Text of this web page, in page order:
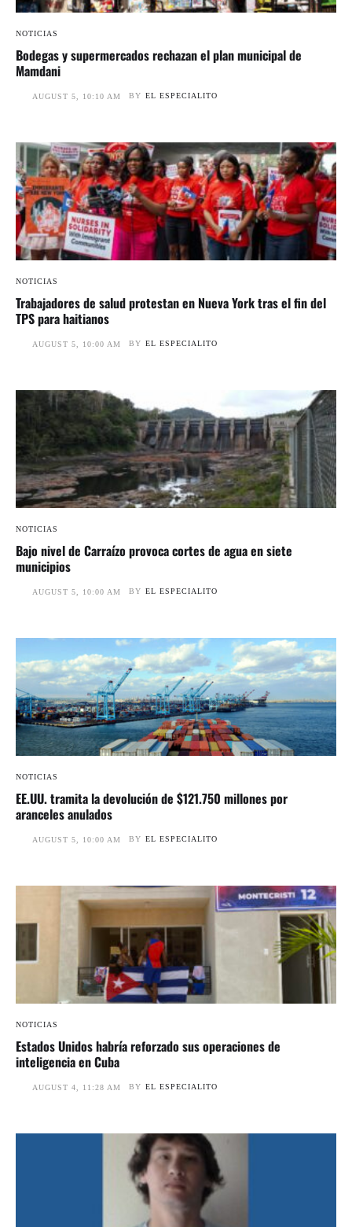
NOTICIAS
Bodegas y supermercados rechazan el plan municipal de
Mamdani
AUGUST 5, 10:10 AM BY EL ESPECIALITO
NOTICIAS
Trabajadores de salud protestan en Nueva York tras el fin del
TPS para haitianos
AUGUST 5, 10:00 AM BY EL ESPECIALITO
NOTICIAS
Bajo nivel de Carraízo provoca cortes de agua en siete
municipios
AUGUST 5, 10:00 AM BY EL ESPECIALITO
NOTICIAS
EE.UU. tramita la devolución de $121.750 millones por
aranceles anulados
AUGUST 5, 10:00 AM BY EL ESPECIALITO
NOTICIAS
Estados Unidos habría reforzado sus operaciones de
inteligencia en Cuba
AUGUST 4, 11:28 AM BY EL ESPECIALITO